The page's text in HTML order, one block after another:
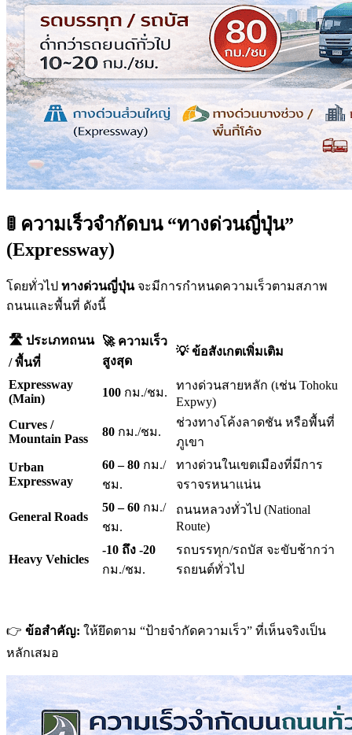
🚦 ความเร็วจำกัดบน “ทางด่วนญี่ปุ่น”
(Expressway)
โดยทั่วไป ทางด่วนญี่ปุ่นจะมีการกำหนดความเร็วตามสภาพ
ถนนและพื้นที่ ดังนี้
🛣️ ประเภทถนน
/ พื้นที่
🚀 ความเร็ว
สูงสุด
💡 ข้อสังเกตเพิ่มเติม
Expressway
(Main)
100 กม./ชม.
ทางด่วนสายหลัก (เช่น Tohoku
Expwy)
Curves /
Mountain Pass
80 กม./ชม.
ช่วงทางโค้งลาดชัน หรือพื้นที่
ภูเขา
Urban
Expressway
60 – 80 กม./
ชม.
ทางด่วนในเขตเมืองที่มีการ
จราจรหนาแน่น
General Roads
50 – 60 กม./
ชม.
ถนนหลวงทั่วไป (National
Route)
Heavy Vehicles
-10 ถึง -20
กม./ชม.
รถบรรทุก/รถบัส จะขับช้ากว่า
รถยนต์ทั่วไป
👉 ข้อสำคัญ: ให้ยึดตาม “ป้ายจำกัดความเร็ว” ที่เห็นจริงเป็น
หลักเสมอ